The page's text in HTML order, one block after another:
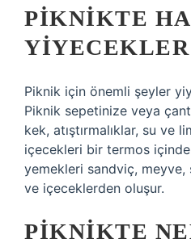
PIKNIKTE
Piknik için önemli şeyler
Piknik sepetinize veya
kek, atıştırmalıklar, su ve
içecekleri bir termos
yemekleri sandviç, meyve,
ve içeceklerden oluşur.
PIKNIKTE